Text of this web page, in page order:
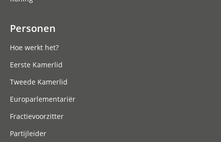
Personen
Hoe werkt het?
Eerste Kamerlid
Tweede Kamerlid
Europarlementariër
Fractievoorzitter
Partijleider